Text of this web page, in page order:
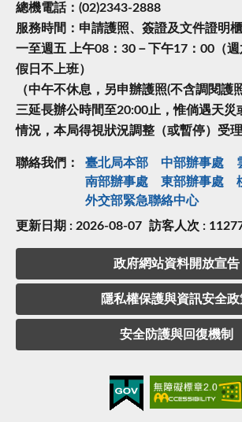
總機電話：(02)2343-2888
服務時間：申請護照、簽證及文件證明
一至週五 上午08：30－下午17：00（
假日不上班）
（中午不休息，另申辦護照(不含調閱護
三延長辦公時間至20:00止，惟倘遇天災
情況，本局得視狀況調整（或暫停）受理
聯絡我們： 臺北局本部 中部辦事處
南部辦事處
東部辦事處
外交部緊急聯絡中⼼
更新日期 : 2026-08-07 訪客人次 :
政府網站資料開放宣告
隱私權保護與資訊安全政
安全防護與回復機制